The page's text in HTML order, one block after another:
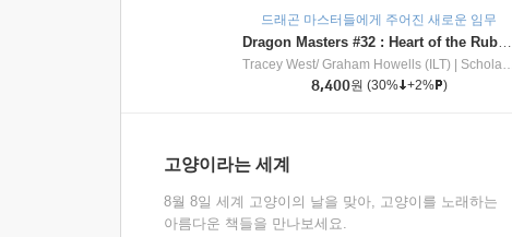
드래곤 마스터들에게 주어진 새로운 임무
Dragon Masters #32 : Heart of the Ruby Dragon (A Branches Book)
Tracey West/ Graham Howells (ILT)
Scholastic Inc
8,400원 (30% +2% )
고양이라는 세계
8월 8일 세계 고양이의 날을 맞아, 고양이를 노래하는
아름다운 책들을 만나보세요.